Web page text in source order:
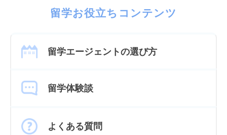
留学お役立ちコンテンツ
留学エージェントの選び方
留学体験談
よくある質問